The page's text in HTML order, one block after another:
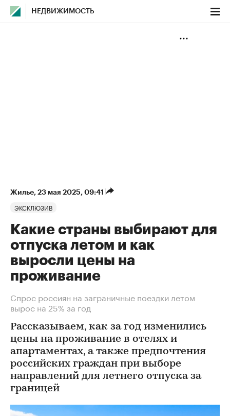
НЕДВИЖИМОСТЬ
Жилье⁠, 23 мая 2025, 09:41
ЭКСКЛЮЗИВ
Какие страны выбирают для
отпуска летом и как
выросли цены на
проживание
Спрос россиян на заграничные поездки летом
вырос на 25% за год
Рассказываем, как за год изменились
цены на проживание в отелях и
апартаментах, а также предпочтения
российских граждан при выборе
направлений для летнего отпуска за
границей